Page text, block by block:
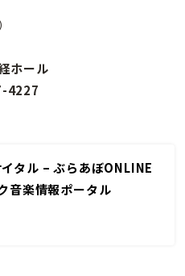
ホール
4227
タル – ぶらあぼONLINE
音楽情報ポータル